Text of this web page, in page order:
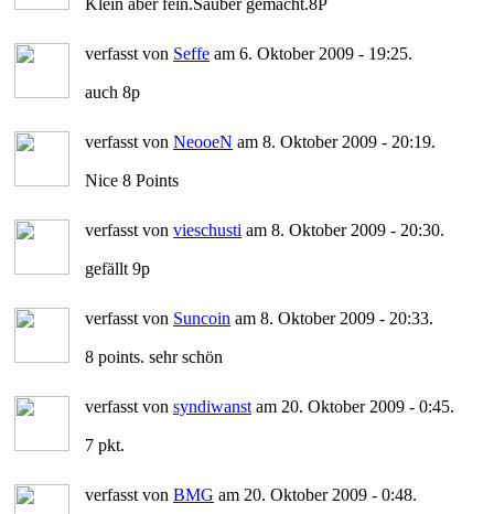
verfasst von Seffe am 6. Oktober 2009 - 19:25.
auch 8p
verfasst von NeooeN am 8. Oktober 2009 - 20:19.
Nice 8 Points
verfasst von vieschusti am 8. Oktober 2009 - 20:30.
gefällt 9p
verfasst von Suncoin am 8. Oktober 2009 - 20:33.
8 points. sehr schön
verfasst von syndiwanst am 20. Oktober 2009 - 0:45.
7 pkt.
verfasst von BMG am 20. Oktober 2009 - 0:48.